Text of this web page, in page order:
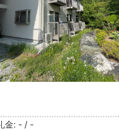
金: - / -